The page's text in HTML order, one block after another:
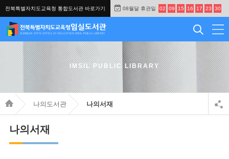
전북특별자치도교육청 통합도서관 바로가기 08월달 휴관일 02 09 15 16 17 23 30
IMSIL PUBLIC LIBRARY
나의도서관 나의서재
나의서재